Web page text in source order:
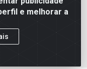
e melhorar a